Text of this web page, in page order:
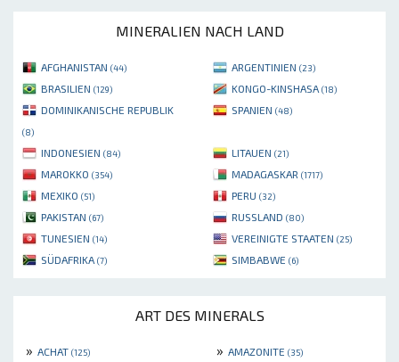
MINERALIEN NACH LAND
AFGHANISTAN (44) ARGENTINIEN (23)
BRASILIEN (129) KONGO-KINSHASA (18)
DOMINIKANISCHE REPUBLIK
(8)
SPANIEN (48)
INDONESIEN (84) LITAUEN (21)
MAROKKO (354) MADAGASKAR (1717)
MEXIKO (51) PERU (32)
PAKISTAN (67) RUSSLAND (80)
TUNESIEN (14) VEREINIGTE STAATEN (25)
SÜDAFRIKA (7) SIMBABWE (6)
ART DES MINERALS
» ACHAT (125) » AMAZONITE (35)